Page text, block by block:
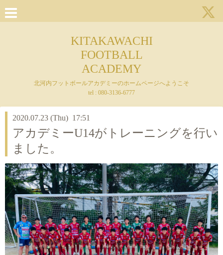
KITAKAWACHI
FOOTBALL
ACADEMY
北河内フットボールアカデミーのホームページへようこそ
tel : 080-3136-6777
2020.07.23 (Thu) 17:51
アカデミーU14がトレーニングを行い
ました。